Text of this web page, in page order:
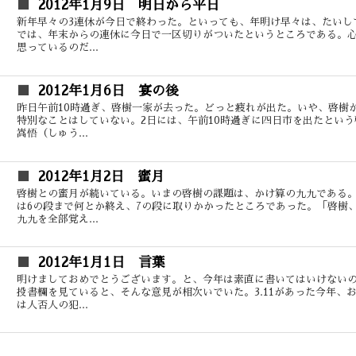
2012年1月9日 明日から平日
新年早々の3連休が今日で終わった。といっても、年明け早々は、たい
では、年末からの連休に今日で一区切りがついたというところである。
思っているのだ...
2012年1月6日 宴の後
昨日午前10時過ぎ、啓樹一家が去った。どっと疲れが出た。いや、啓樹
特別なことはしていない。2日には、午前10時過ぎに四日市を出たとい
嵩悟（しゅう...
2012年1月2日 蜜月
啓樹との蜜月が続いている。いまの啓樹の課題は、かけ算の九九である
は6の段まで何とか終え、7の段に取りかかったところであった。「啓樹
九九を全部覚え...
2012年1月1日 言葉
明けましておめでとうございます。と、今年は素直に書いてはいけない
投書欄を見ていると、そんな意見が相次いでいた。3.11があった今年、
は人否人の犯...